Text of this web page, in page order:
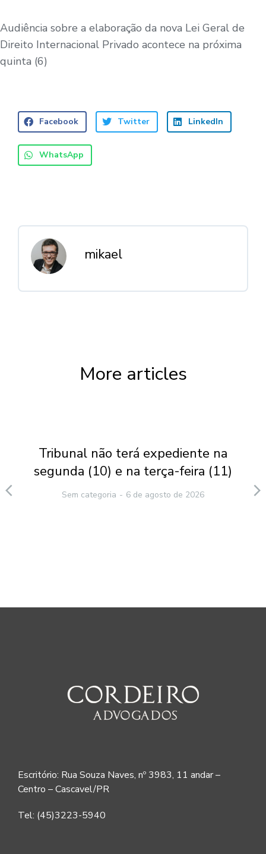
Audiência sobre a elaboração da nova Lei Geral de
Direito Internacional Privado acontece na próxima
quinta (6)
Facebook Twitter LinkedIn
WhatsApp
mikael
More articles
Tribunal não terá expediente na
segunda (10) e na terça-feira (11)
Sem categoria 6 de agosto de 2026
Escritório: Rua Souza Naves, nº 3983, 11 andar –
Centro – Cascavel/PR
Tel: (45)3223-5940